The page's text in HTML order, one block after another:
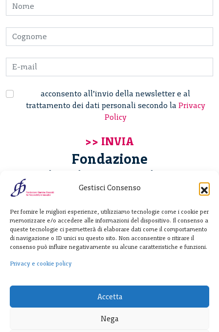
Gestisci Consenso
Per fornire le migliori esperienze, utilizziamo tecnologie come i cookie per
memorizzare e/o accedere alle informazioni del dispositivo. Il consenso a
queste tecnologie ci permetterà di elaborare dati come il comportamento
di navigazione o ID unici su questo sito. Non acconsentire o ritirare il
consenso può influire negativamente su alcune caratteristiche e funzioni.
Privacy e cookie policy
Accetta
Nega
acconsento all’invio della newsletter e al
trattamento dei dati personali secondo la Privacy
Policy
Fondazione
Giannino Bassetti ETS
20122 Milano - Italia
T. +39 02 781933
F. + 39 02 76392030
info@fondazionebassetti.org
p.i. 12520270153